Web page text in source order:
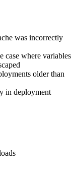
was incorrectly
case where variables
older than
in deployment